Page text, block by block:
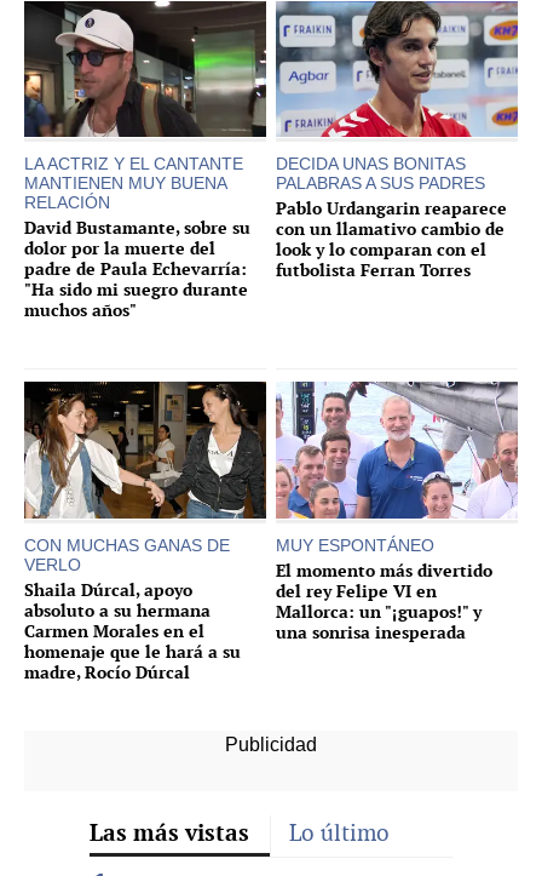
LA ACTRIZ Y EL CANTANTE
MANTIENEN MUY BUENA
RELACIÓN
David Bustamante, sobre su
dolor por la muerte del
padre de Paula Echevarría:
"Ha sido mi suegro durante
muchos años"
DECIDA UNAS BONITAS
PALABRAS A SUS PADRES
Pablo Urdangarin reaparece
con un llamativo cambio de
look y lo comparan con el
futbolista Ferran Torres
CON MUCHAS GANAS DE
VERLO
Shaila Dúrcal, apoyo
absoluto a su hermana
Carmen Morales en el
homenaje que le hará a su
madre, Rocío Dúrcal
MUY ESPONTÁNEO
El momento más divertido
del rey Felipe VI en
Mallorca: un "¡guapos!" y
una sonrisa inesperada
Las más vistas Lo último